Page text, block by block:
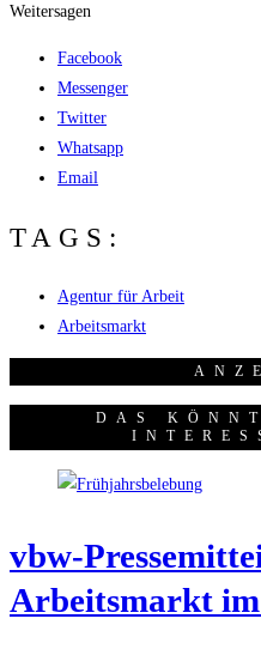
Weitersagen
Facebook
Messenger
Twitter
Whatsapp
Email
TAGS:
Agentur für Arbeit
Arbeitsmarkt
DAS
vbw-
Arbeits­markt